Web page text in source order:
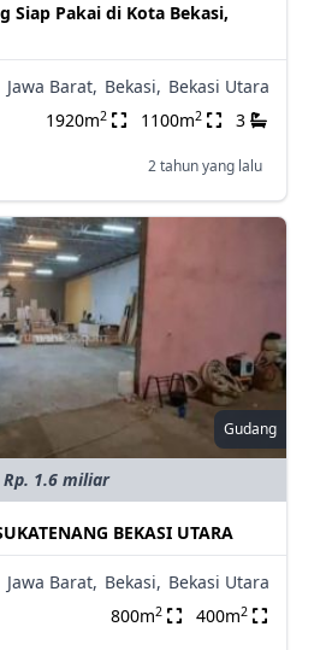
Siap Pakai di Kota Bekasi,
Jawa Barat, Bekasi, Bekasi Utara
1920m2 1100m2 3
2 tahun yang lalu
Gudang
Rp. 1.6 miliar
BEKASI UTARA
Jawa Barat, Bekasi, Bekasi Utara
800m2 400m2